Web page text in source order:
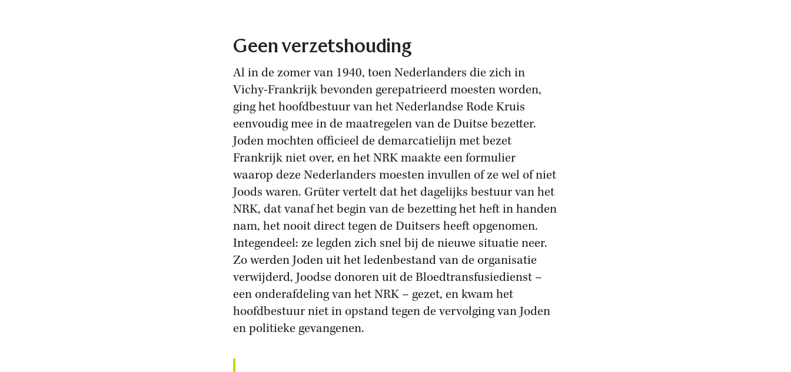
Geen verzetshouding
Al in de zomer van 1940, toen Nederlanders die zich in
Vichy-Frankrijk bevonden gerepatrieerd moesten worden,
ging het hoofdbestuur van het Nederlandse Rode Kruis
eenvoudig mee in de maatregelen van de Duitse bezetter.
Joden mochten officieel de demarcatielijn met bezet
Frankrijk niet over, en het NRK maakte een formulier
waarop deze Nederlanders moesten invullen of ze wel of niet
Joods waren. Grüter vertelt dat het dagelijks bestuur van het
NRK, dat vanaf het begin van de bezetting het heft in handen
nam, het nooit direct tegen de Duitsers heeft opgenomen.
Integendeel: ze legden zich snel bij de nieuwe situatie neer.
Zo werden Joden uit het ledenbestand van de organisatie
verwijderd, Joodse donoren uit de Bloedtransfusiedienst –
een onderafdeling van het NRK – gezet, en kwam het
hoofdbestuur niet in opstand tegen de vervolging van Joden
en politieke gevangenen.